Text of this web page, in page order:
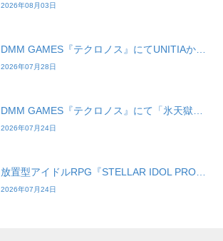
2026年08月03日
DMM GAMES『テクロノス』にてUNITIAか…
2026年07月28日
DMM GAMES『テクロノス』にて「氷天獄…
2026年07月24日
放置型アイドルRPG『STELLAR IDOL PRO…
2026年07月24日